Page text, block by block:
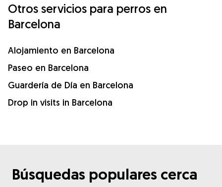
Otros servicios para perros en
Barcelona
Alojamiento en Barcelona
Paseo en Barcelona
Guardería de Día en Barcelona
Drop in visits in Barcelona
Búsquedas populares cerca